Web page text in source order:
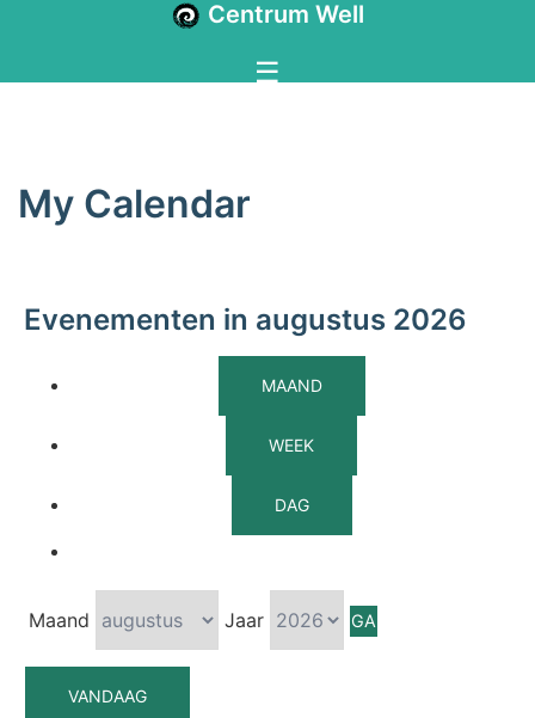
Centrum Well
My Calendar
Evenementen in augustus 2026
MAAND
WEEK
DAG
Maand Jaar
VANDAAG